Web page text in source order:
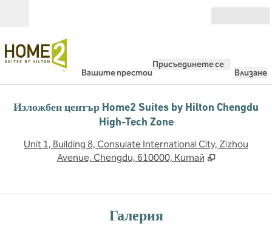
Вашите престои
Присъединете се
Влизане
Изложбен център Home2 Suites by Hilton Chengdu
High-Tech Zone
Unit 1, Building 8, Consulate International City, Zizhou
Avenue, Chengdu, 610000, Китай
Галерия